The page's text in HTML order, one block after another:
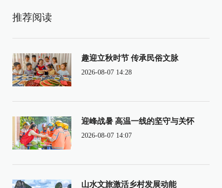
推荐阅读
趣迎立秋时节 传承民俗文脉
2026-08-07 14:28
迎峰战暑 高温一线的坚守与关怀
2026-08-07 14:07
山水文旅激活乡村发展动能